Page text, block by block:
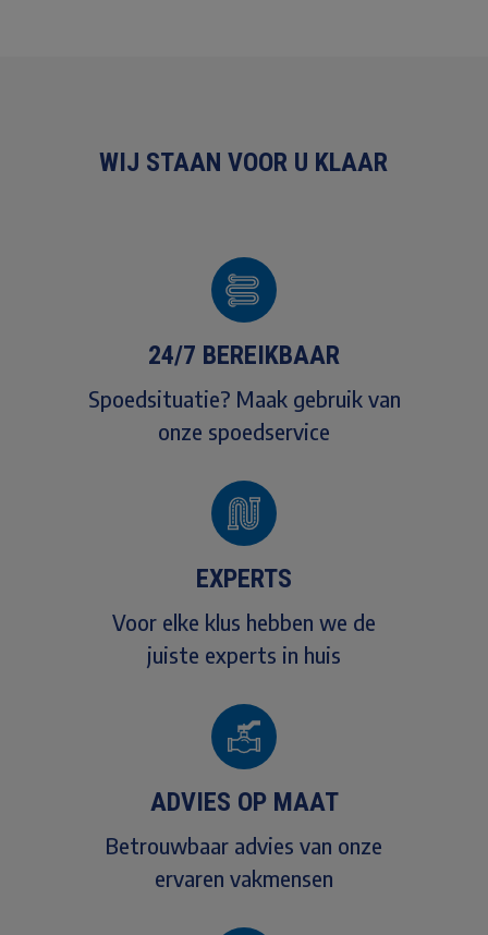
WIJ STAAN VOOR U KLAAR
24/7 BEREIKBAAR
Spoedsituatie? Maak gebruik van
onze spoedservice
EXPERTS
Voor elke klus hebben we de
juiste experts in huis
ADVIES OP MAAT
Betrouwbaar advies van onze
ervaren vakmensen